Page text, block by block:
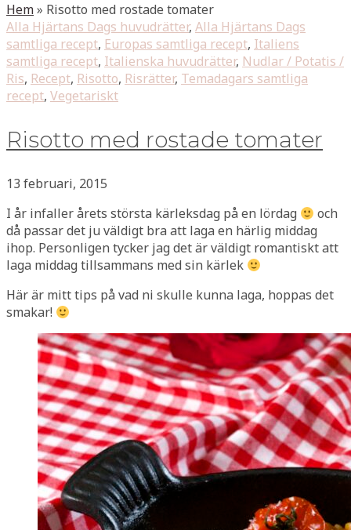
Hem» Risotto med rostade tomater
Alla Hjärtans Dags huvudrätter, Alla Hjärtans Dags
samtliga recept, Europas samtliga recept, Italiens
samtliga recept, Italienska huvudrätter, Nudlar / Potatis /
Ris, Recept, Risotto, Risrätter, Temadagars samtliga
recept, Vegetariskt
Risotto med rostade tomater
13 februari, 2015
I år infaller årets största kärleksdag på en lördag
och
då passar det ju väldigt bra att laga en härlig middag
ihop. Personligen tycker jag det är väldigt romantiskt att
laga middag tillsammans med sin kärlek
Här är mitt tips på vad ni skulle kunna laga, hoppas det
smakar!